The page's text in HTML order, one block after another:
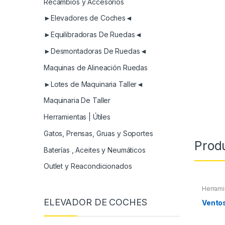
►Elevadores de Coches◄
►Equilibradoras De Ruedas◄
►Desmontadoras De Ruedas◄
Maquinas de Alineación Ruedas
►Lotes de Maquinaria Taller◄
Maquinaria De Taller
Herramientas | Útiles
Gatos, Prensas, Gruas y Soportes
Baterías , Aceites y Neumáticos
Outlet y Reacondicionados
ELEVADOR DE COCHES